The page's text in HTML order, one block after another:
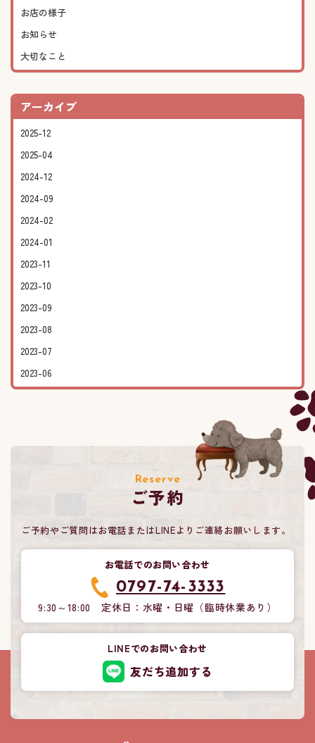
お店の様子
お知らせ
大切なこと
アーカイブ
2025-12
2025-04
2024-12
2024-09
2024-02
2024-01
2023-11
2023-10
2023-09
2023-08
2023-07
2023-06
Reserve
ご予約
ご予約やご質問はお電話またはLINEよりご連絡お願いします。
お電話でのお問い合わせ
0797-74-3333
9:30～18:00 定休日：水曜・日曜（臨時休業あり）
LINEでのお問い合わせ
友だち追加する